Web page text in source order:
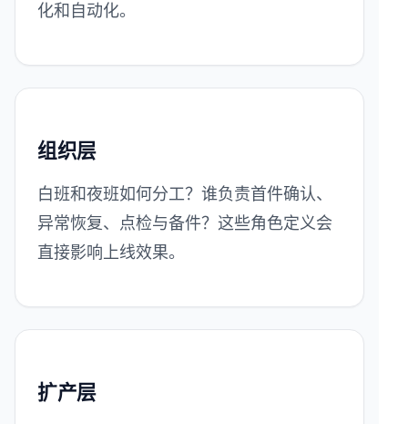
化和自动化。
组织层
白班和夜班如何分工？谁负责首件确认、
异常恢复、点检与备件？这些角色定义会
直接影响上线效果。
扩产层